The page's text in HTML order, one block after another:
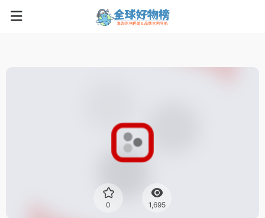
0 1,695